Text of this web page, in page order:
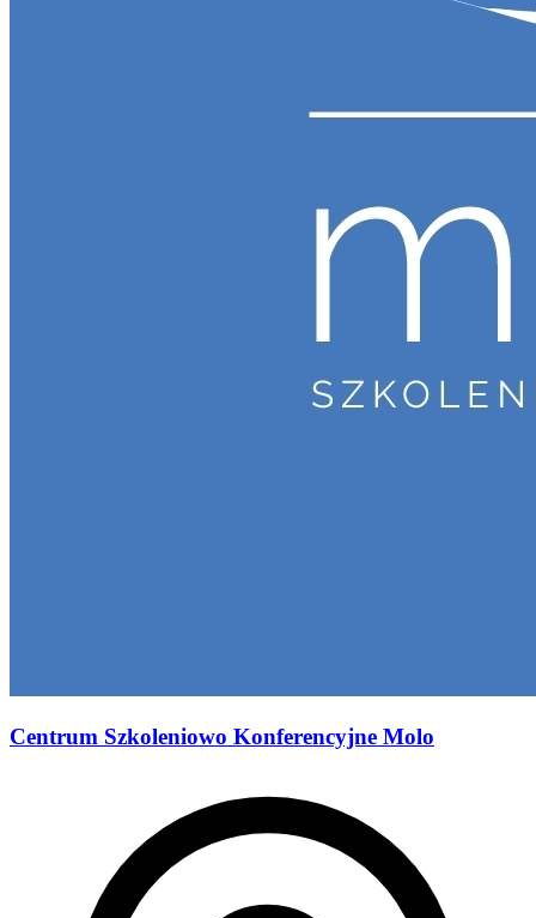
Centrum Szkoleniowo Konferencyjne Molo